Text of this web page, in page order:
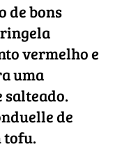
de bons
vermelho e
uma
salteado.
de
tofu.